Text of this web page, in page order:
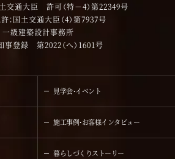
交通大臣 許可（特－4）第22349号
：国土交通大臣（4）第7937号
一級建築設計事務所
事登録 第2022（へ）1601号
見学会・イベント
施工事例・お客様インタビュー
暮らしづくりストーリー